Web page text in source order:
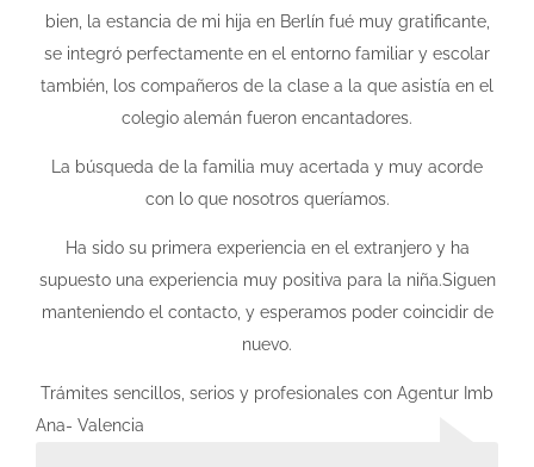
bien, la estancia de mi hija en Berlín fué muy gratificante,
se integró perfectamente en el entorno familiar y escolar
también, los compañeros de la clase a la que asistía en el
colegio alemán fueron encantadores.
La búsqueda de la familia muy acertada y muy acorde
con lo que nosotros queríamos.
Ha sido su primera experiencia en el extranjero y ha
supuesto una experiencia muy positiva para la niña.Siguen
manteniendo el contacto, y esperamos poder coincidir de
nuevo.
Trámites sencillos, serios y profesionales con Agentur Imb
Ana- Valencia